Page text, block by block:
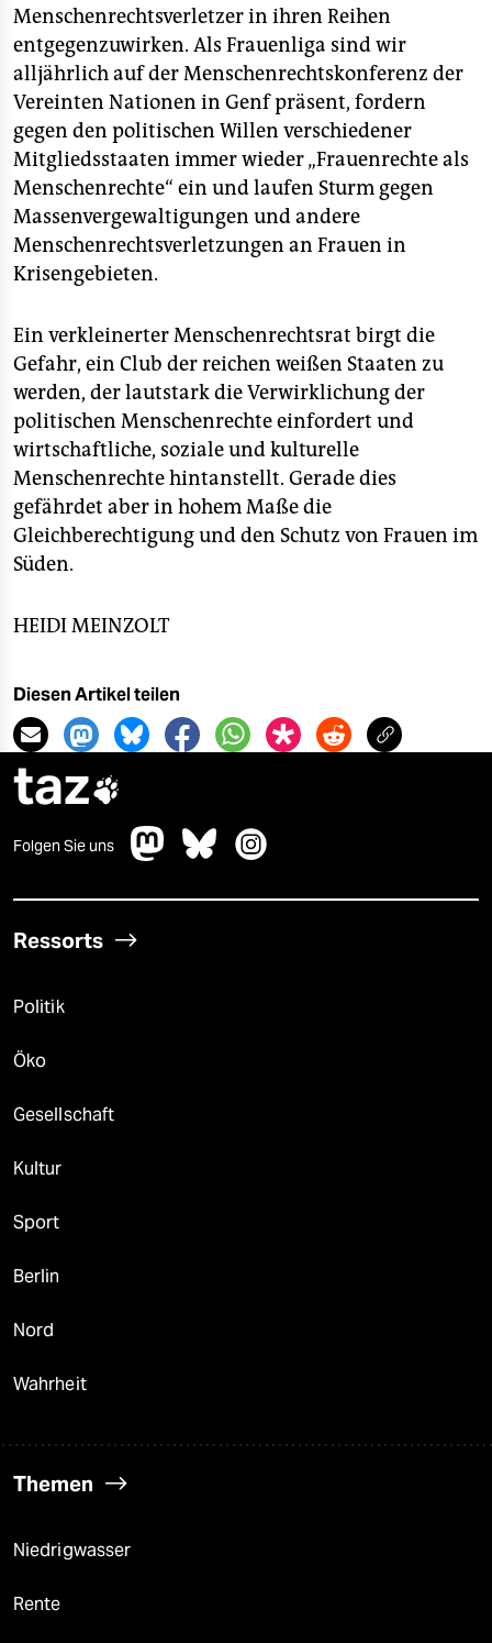
Menschenrechtsverletzer in ihren Reihen
entgegenzuwirken. Als Frauenliga sind wir
alljährlich auf der Menschenrechtskonferenz der
Vereinten Nationen in Genf präsent, fordern
gegen den politischen Willen verschiedener
Mitgliedsstaaten immer wieder „Frauenrechte als
Menschenrechte“ ein und laufen Sturm gegen
Massenvergewaltigungen und andere
Menschenrechtsverletzungen an Frauen in
Krisengebieten.
Ein verkleinerter Menschenrechtsrat birgt die
Gefahr, ein Club der reichen weißen Staaten zu
werden, der lautstark die Verwirklichung der
politischen Menschenrechte einfordert und
wirtschaftliche, soziale und kulturelle
Menschenrechte hintanstellt. Gerade dies
gefährdet aber in hohem Maße die
Gleichberechtigung und den Schutz von Frauen im
Süden.
HEIDI MEINZOLT
Diesen Artikel teilen
taz
Folgen Sie uns
Ressorts
Politik
Öko
Gesellschaft
Kultur
Sport
Berlin
Nord
Wahrheit
Themen
Niedrigwasser
Rente